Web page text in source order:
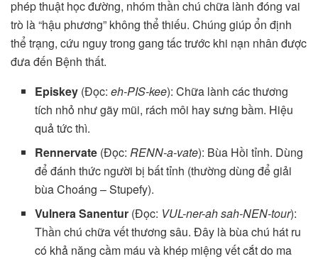
phép thuật học đường, nhóm thần chú chữa lành đóng vai
trò là “hậu phương” không thể thiếu. Chúng giúp ổn định
thể trạng, cứu nguy trong gang tấc trước khi nạn nhân được
đưa đến Bệnh thất.
Episkey (Đọc:eh-PIS-kee): Chữa lành các thương
tích nhỏ như gãy mũi, rách môi hay sưng bầm. Hiệu
quả tức thì.
Rennervate (Đọc:RENN-a-vate): Bùa Hồi tỉnh. Dùng
để đánh thức người bị bất tỉnh (thường dùng để giải
bùa Choáng – Stupefy).
Vulnera Sanentur (Đọc: VUL-ner-ah sah-NEN-tour):
Thần chú chữa vết thương sâu. Đây là bùa chú hát ru
có khả năng cầm máu và khép miệng vết cắt do ma